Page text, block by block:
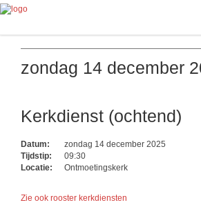
zondag 14 december
Kerkdienst (ochtend)
Datum:
zondag 14 december 2025
Tijdstip:
09:30
Locatie:
Ontmoetingskerk
Zie ook rooster kerkdiensten